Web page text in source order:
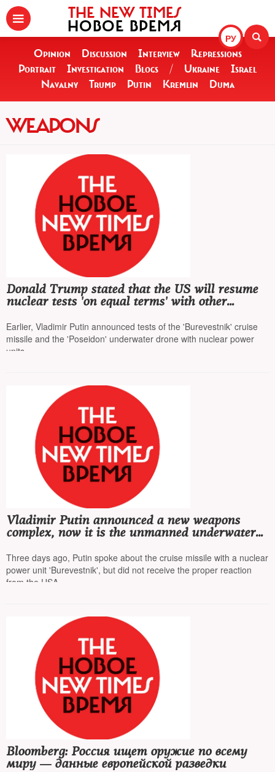
РУ
THE NEW TIMES
НОВОЕ ВРЕМЯ
Opinion Discussion Interview
Repressions
Portrait
Investigation Blogs / Ukraine
Israel
Navalny
Trump Putin Kremlin Duma
WEAPONS
Donald Trump stated that the US will resume
nuclear tests 'on equal terms' with other
Earlier, Vladimir Putin announced tests of the 'Burevestnik' cruise
missile and the 'Poseidon' underwater drone with nuclear power
units
Vladimir Putin announced a new weapons
complex, now it is the unmanned underwater
power unit
Three days ago, Putin spoke about the cruise missile with a nuclear
power unit 'Burevestnik', but did not receive the proper reaction
from the USA
Bloomberg: Россия ищет оружие по всему
миру — данные европейской разведки